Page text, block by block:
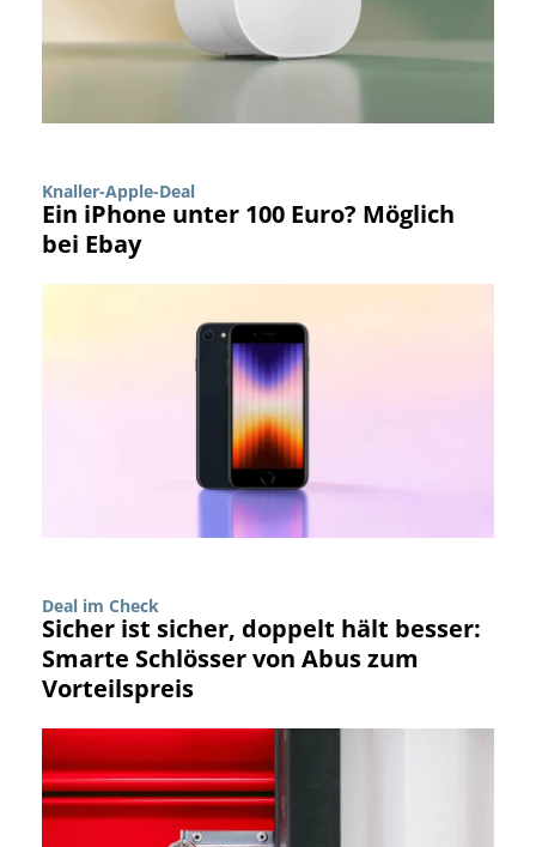
Knaller-Apple-Deal
Ein iPhone unter 100 Euro? Möglich
bei Ebay
Deal im Check
Sicher ist sicher, doppelt hält besser:
Smarte Schlösser von Abus zum
Vorteilspreis